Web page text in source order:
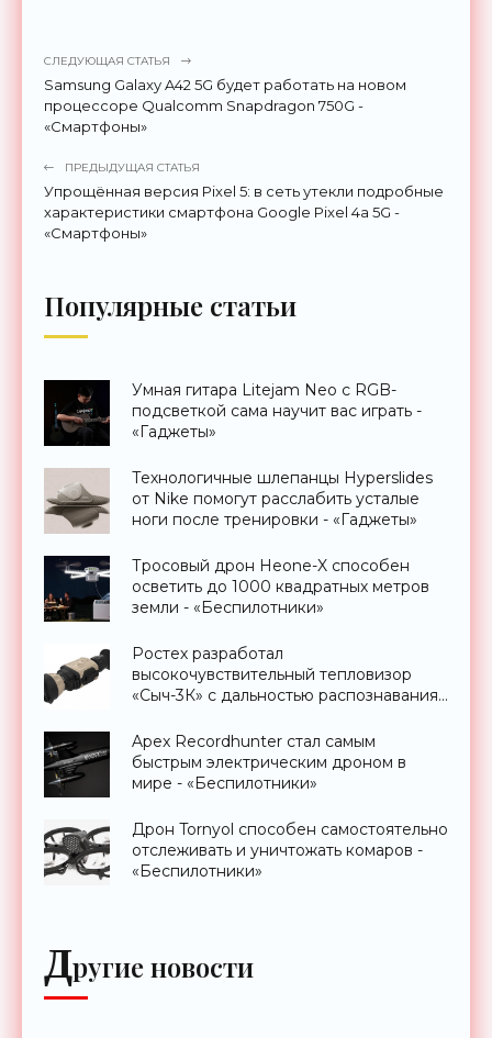
СЛЕДУЮЩАЯ СТАТЬЯ
Samsung Galaxy A42 5G будет работать на новом
процессоре Qualcomm Snapdragon 750G -
«Смартфоны»
ПРЕДЫДУЩАЯ СТАТЬЯ
Упрощённая версия Pixel 5: в сеть утекли подробные
характеристики смартфона Google Pixel 4a 5G -
«Смартфоны»
Популярные статьи
Умная гитара Litejam Neo с RGB-
подсветкой сама научит вас играть -
«Гаджеты»
Технологичные шлепанцы Hyperslides
от Nike помогут расслабить усталые
ноги после тренировки - «Гаджеты»
Тросовый дрон Heone-X способен
осветить до 1000 квадратных метров
земли - «Беспилотники»
Ростех разработал
высокочувствительный тепловизор
«Сыч-3К» с дальностью распознавания
Apex Recordhunter стал самым
быстрым электрическим дроном в
мире - «Беспилотники»
Дрон Tornyol способен самостоятельно
отслеживать и уничтожать комаров -
«Беспилотники»
Другие новости